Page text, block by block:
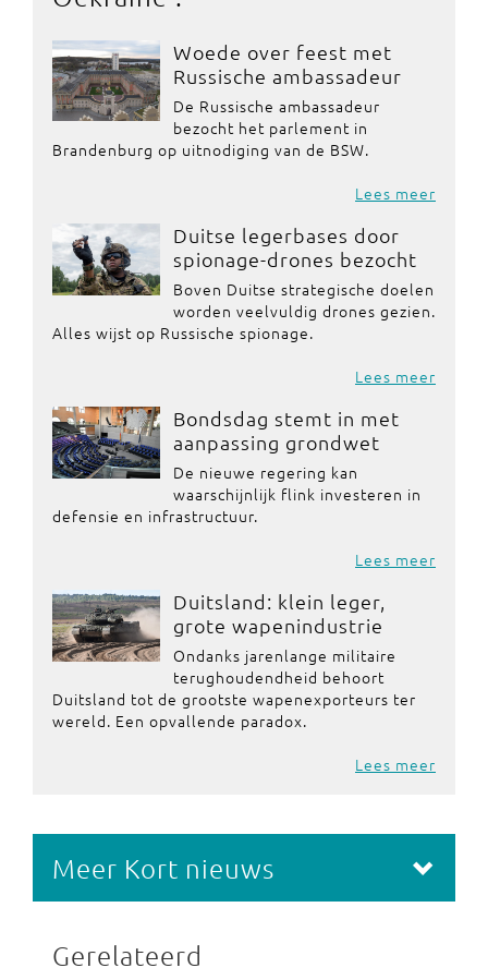
Woede over feest met
Russische ambassadeur
De Russische ambassadeur
bezocht het parlement in
Brandenburg op uitnodiging van de BSW.
Lees meer
Duitse legerbases door
spionage-drones bezocht
Boven Duitse strategische doelen
worden veelvuldig drones gezien.
Alles wijst op Russische spionage.
Lees meer
Bondsdag stemt in met
aanpassing grondwet
De nieuwe regering kan
waarschijnlijk flink investeren in
defensie en infrastructuur.
Lees meer
Duitsland: klein leger,
grote wapenindustrie
Ondanks jarenlange militaire
terughoudendheid behoort
Duitsland tot de grootste wapenexporteurs ter
wereld. Een opvallende paradox.
Lees meer
Meer Kort nieuws
Gerelateerd